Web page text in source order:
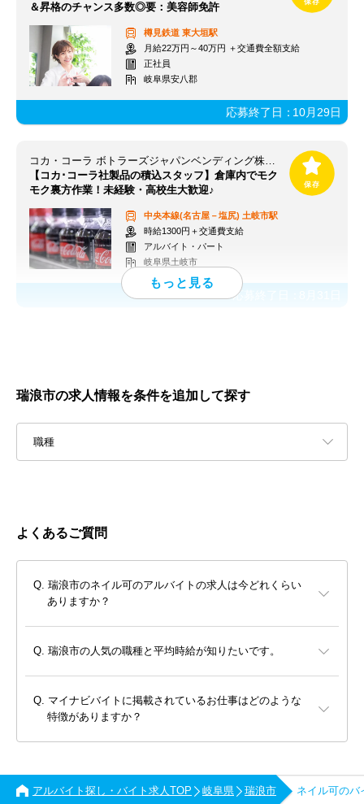
＆昇格のチャンス多数◎要：美容師免許
樽見鉄道 東大垣駅
月給22万円～40万円 ＋交通費全額支給
正社員
岐阜県安八郡
応募終了日：10月29日
コカ・コーラ ボトラーズジャパンベンディング株式会社【求人番号：84813】
【コカ･コーラ社製品の積込スタッフ】倉庫内でモク
モク裏方作業！未経験・高校生大歓迎♪
中央本線(名古屋－塩尻) 土岐市駅
時給1300円＋交通費支給
アルバイト・パート
岐阜県土岐市
応募終了日：
瑞浪市の求人情報を条件を追加して探す
職種
よくあるご質問
瑞浪市のネイル可のアルバイトの求人は今どれくらい
ありますか？
瑞浪市の人気の職種と平均時給が知りたいです。
マイナビバイトに掲載されているお仕事はどのような
特徴がありますか？
アルバイト探し・バイト求人TOP 岐阜県 瑞浪市 ネイル可のバ